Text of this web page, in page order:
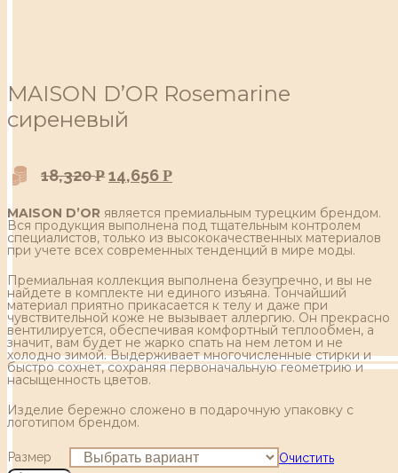
MAISON D’OR Rosemarine
сиреневый
18,320Р 14,656 Р
MAISON D’OR является премиальным турецким брендом.
Вся продукция выполнена под тщательным контролем
специалистов, только из высококачественных материалов
при учете всех современных тенденций в мире моды.
Премиальная коллекция выполнена безупречно, и вы не
найдете в комплекте ни единого изъяна. Тончайший
материал приятно прикасается к телу и даже при
чувствительной коже не вызывает аллергию. Он прекрасно
вентилируется, обеспечивая комфортный теплообмен, а
значит, вам будет не жарко спать на нем летом и не
холодно зимой. Выдерживает многочисленные стирки и
быстро сохнет, сохраняя первоначальную геометрию и
насыщенность цветов.
Изделие бережно сложено в подарочную упаковку с
логотипом брендом.
Размер Очистить